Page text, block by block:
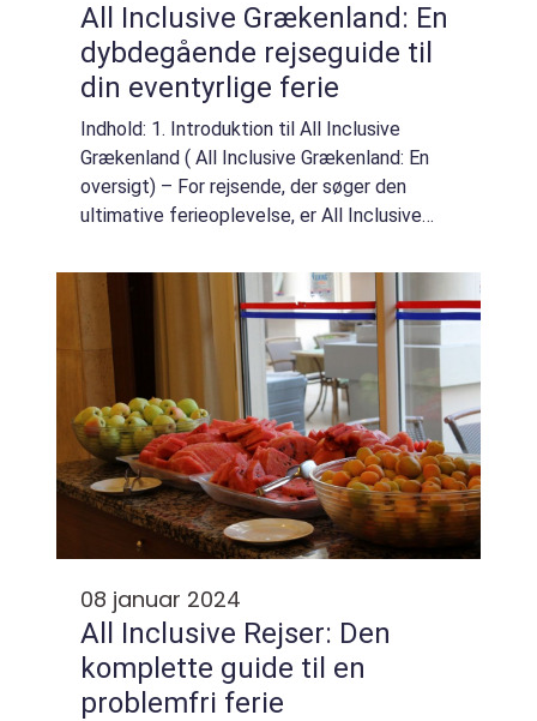
All Inclusive Grækenland: En
dybdegående rejseguide til
din eventyrlige ferie
Indhold: 1. Introduktion til All Inclusive
Grækenland ( All Inclusive Grækenland: En
oversigt) – For rejsende, der søger den
ultimative ferieoplevelse, er All Inclusive
usædvanlig kombination af sol, hav, ...
08 januar 2024
All Inclusive Rejser: Den
komplette guide til en
problemfri ferie